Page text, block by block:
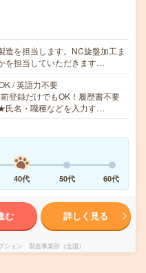
造を担当します。NC旋盤加工ま
を担当していただきます…
/ 英語力不要
登録だけでもOK！履歴書不要
氏名・職種などを入力す…
40代 50代 60代
む 詳しく見る
ション 製造事業部（全国）